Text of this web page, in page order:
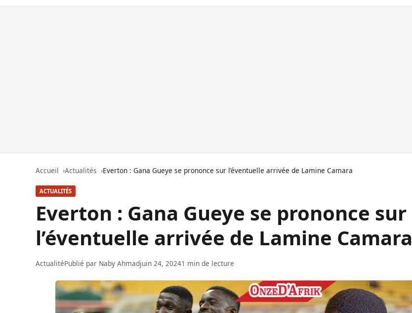
Accueil Actualités Everton : Gana Gueye se prononce sur l’éventuelle arrivée de Lamine Camara
ACTUALITÉS
Everton : Gana Gueye se prononce sur
l’éventuelle arrivée de Lamine Camara
ActualitéPublié par Naby Ahmadjuin 24, 20241 min de lecture